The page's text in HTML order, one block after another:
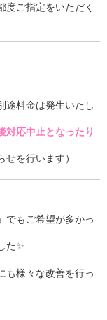
度ご指定をいただく
途料金は発生いたし
対応中止となったり
せを行います）
でもご希望が多かっ
た✨
も様々な改善を行っ